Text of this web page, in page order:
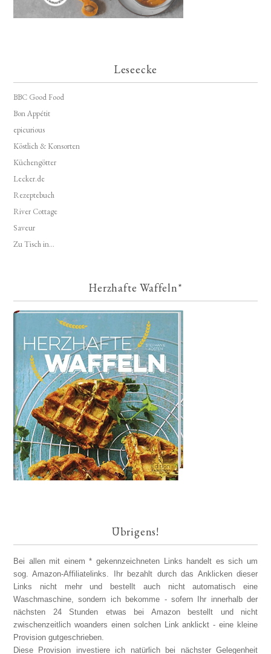
Leseecke
BBC Good Food
Bon Appétit
epicurious
Köstlich & Konsorten
Küchengötter
Lecker.de
Rezeptebuch
River Cottage
Saveur
Zu Tisch in...
Herzhafte Waffeln*
Übrigens!
Bei allen mit einem * gekennzeichneten Links handelt es sich um
sog. Amazon-Affiliatelinks. Ihr bezahlt durch das Anklicken dieser
Links nicht mehr und bestellt auch nicht automatisch eine
Waschmaschine, sondern ich bekomme - sofern Ihr innerhalb der
nächsten 24 Stunden etwas bei Amazon bestellt und nicht
zwischenzeitlich woanders einen solchen Link anklickt - eine kleine
Provision gutgeschrieben.
Diese Provision investiere ich natürlich bei nächster Gelegenheit